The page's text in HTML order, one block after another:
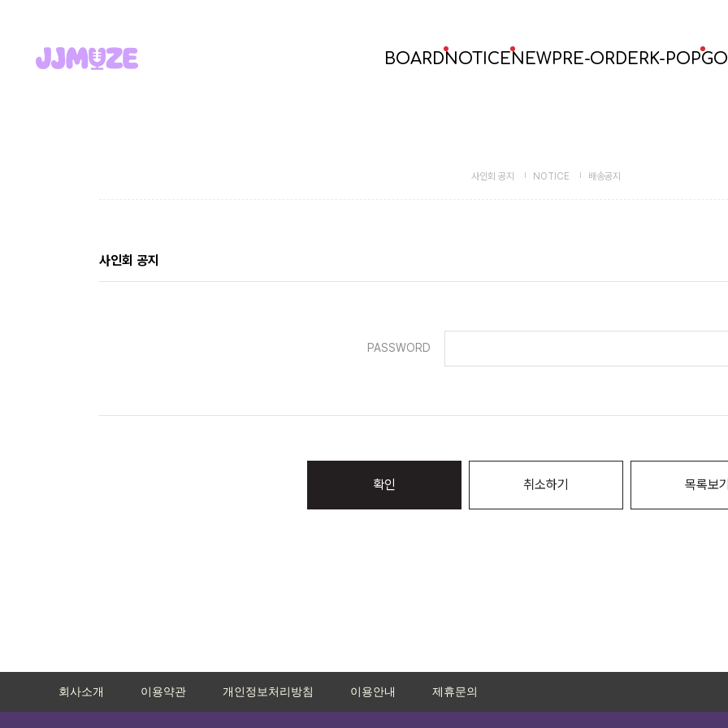
BOARDNOTICENEWPRE-ORDERK-POP
사인회 공지 NOTICE 배송공지
사인회 공지
PASSWORD
확인 취소하기 목록보
회사소개 이용약관 개인정보처리방침 이용안내 제휴문의